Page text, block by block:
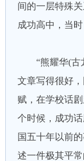
间的一层特殊
成功高中，当
“熊耀华(古龙
文章写得很好
赋，在学校话
个时候，成功
国五十年以前
述一件极其平常